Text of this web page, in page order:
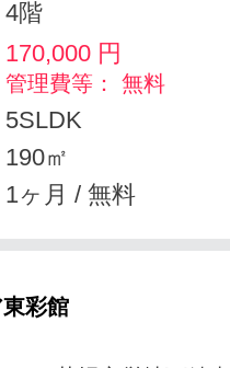
4階
170,000円
管理費等： 無料
5SLDK
190㎡
1ヶ月 / 無料
彩館